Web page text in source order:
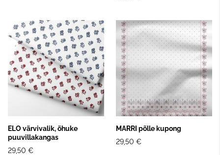
ELO värvivalik, õhuke
puuvillakangas
29,50 €
MARRI põlle kupong
29,50 €